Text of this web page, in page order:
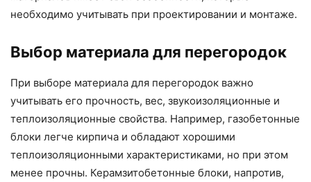
необходимо учитывать при проектировании и монтаже.
Выбор материала для перегородок
При выборе материала для перегородок важно
учитывать его прочность, вес, звукоизоляционные и
теплоизоляционные свойства. Например, газобетонные
блоки легче кирпича и обладают хорошими
теплоизоляционными характеристиками, но при этом
менее прочны. Керамзитобетонные блоки, напротив,